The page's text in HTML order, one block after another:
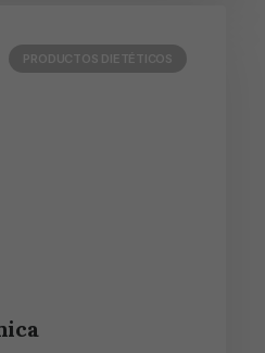
PRODUCTOS DIETÉTICOS